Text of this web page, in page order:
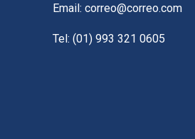
Email: correo@correo.com
Tel: (01) 993 321 0605